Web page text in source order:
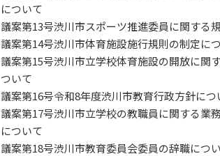
について
議案第13号渋川市スポーツ推進委員に関する
議案第14号渋川市体育施設施行規則の制定に
議案第15号渋川市立学校体育施設の開放に関
ついて
議案第16号令和8年度渋川市教育行政方針につ
議案第17号渋川市立学校の教職員に関する業
について
議案第18号渋川市教育委員会委員の辞職につ